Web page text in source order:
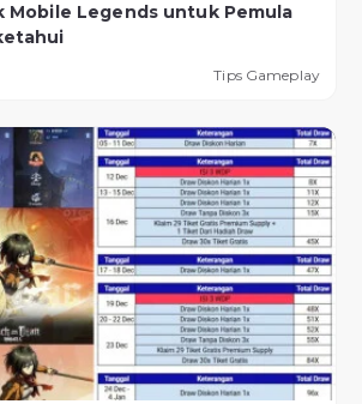
Mobile Legends untuk Pemula
Tips Gameplay